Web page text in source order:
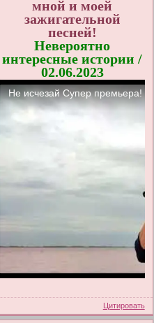
мной и моей
зажигательной
песней!
Невероятно
интересные истории /
02.06.2023
Цитировать